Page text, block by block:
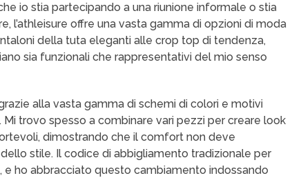
io stia partecipando a una riunione informale o stia
l’athleisure offre una vasta gamma di opzioni di moda
della tuta eleganti alle crop top di tendenza,
sia funzionali che rappresentativi del mio senso
alla vasta gamma di schemi di colori e motivi
trovo spesso a combinare vari pezzi per creare look
dimostrando che il comfort non deve
stile. Il codice di abbigliamento tradizionale per
e ho abbracciato questo cambiamento indossando